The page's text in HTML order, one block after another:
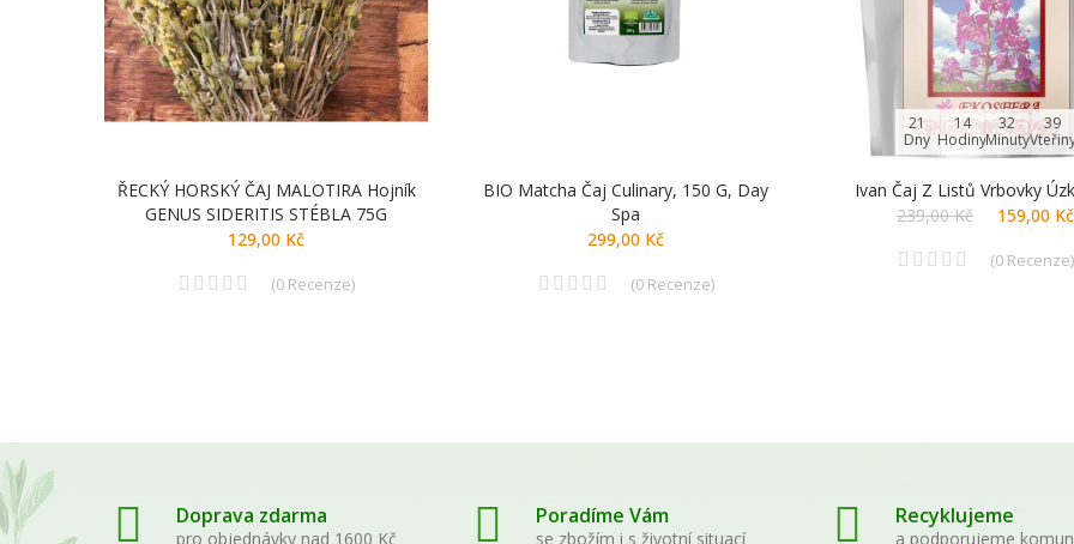
ŘECKÝ HORSKÝ ČAJ MALOTIRA Hojník
GENUS SIDERITIS STÉBLA 75G
129,00 Kč
(0Recenze)
BIO Matcha Čaj Culinary, 150 G, Day
Spa
299,00 Kč
(0Recenze)
21
Dny
14
Hodiny
32
Minuty
39
Ivan Čaj Z Listů Vrbovky
239,00 Kč
159,00 Kč
(0Recenze)
Doprava zdarma
pro objednávky nad 1600 Kč
Poradíme Vám
se zbožím i s životní situací
Recyklujeme
a podporujeme